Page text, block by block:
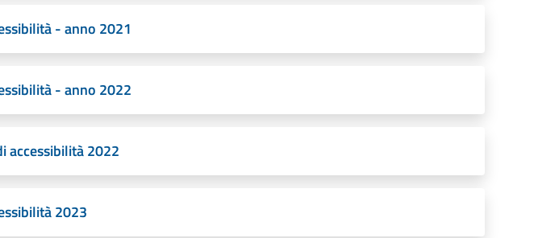
- anno 2021
- anno 2022
accessibilità 2022
2023